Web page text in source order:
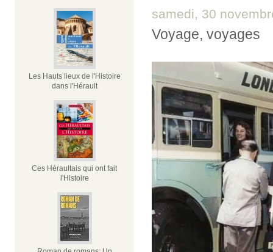
Les Hauts lieux de l'Histoire
dans l'Hérault
Ces Héraultais qui ont fait
l'Histoire
samedi, 30
Voyage, voyages